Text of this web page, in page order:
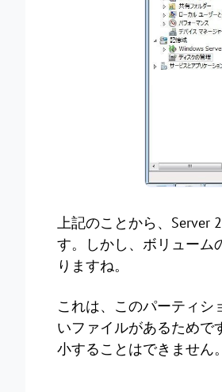
上記のことから、Server
す。しかし、ボリューム
りますね。
これは、このパーティシ
いファイルがあるためで
小することはできません。